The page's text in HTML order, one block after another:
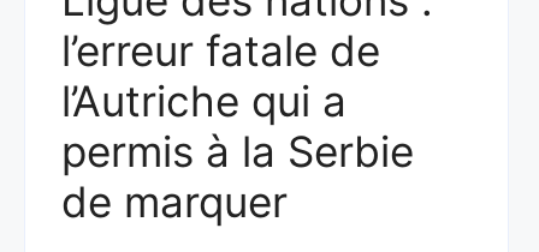
l’erreur fatale de
l’Autriche qui a
permis à la Serbie
de marquer